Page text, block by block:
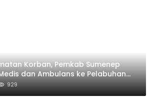
Korban, Pemkab Sumenep
dan Ambulans ke Pelabuhan
929